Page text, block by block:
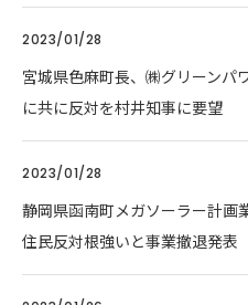
2023/01/28
宮城県色麻町長、㈱グリーンパ
に共に反対を村井知事に要望
2023/01/28
静岡県函南町メガソーラー計画
住民反対根強いと事業撤退発表